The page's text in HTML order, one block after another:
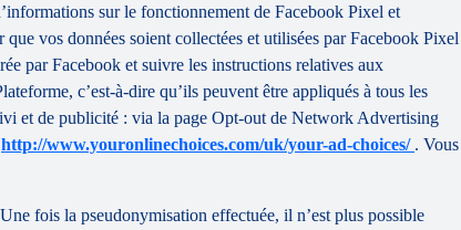
sur le fonctionnement de Facebook Pixel et
que vos données soient collectées et utilisées par Facebook Pixel
par Facebook et suivre les instructions relatives aux
c’est-à-dire qu’ils peuvent être appliqués à tous les
et de publicité : via la page Opt-out de Network Advertising
http://www.youronlinechoices.com/uk/your-ad-choices/ . Vous
fois la pseudonymisation effectuée, il n’est plus possible